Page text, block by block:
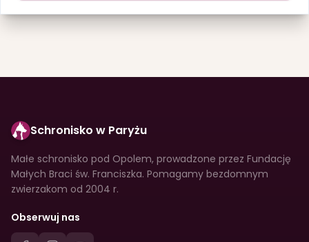
Schronisko w Paryżu
Małe schronisko pod Opolem, prowadzone przez Fundację
Małych Braci św. Franciszka. Pomagamy bezdomnym
zwierzakom od 2004 r.
Obserwuj nas